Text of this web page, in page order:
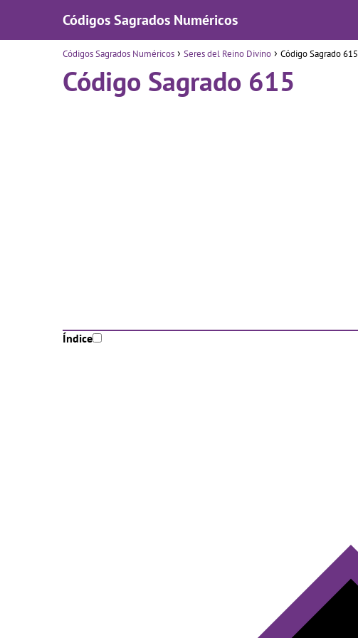
Códigos Sagrados Numéricos
Códigos Sagrados Numéricos Seres del Reino Divino Código Sagrado 615
Código Sagrado 615
Índice